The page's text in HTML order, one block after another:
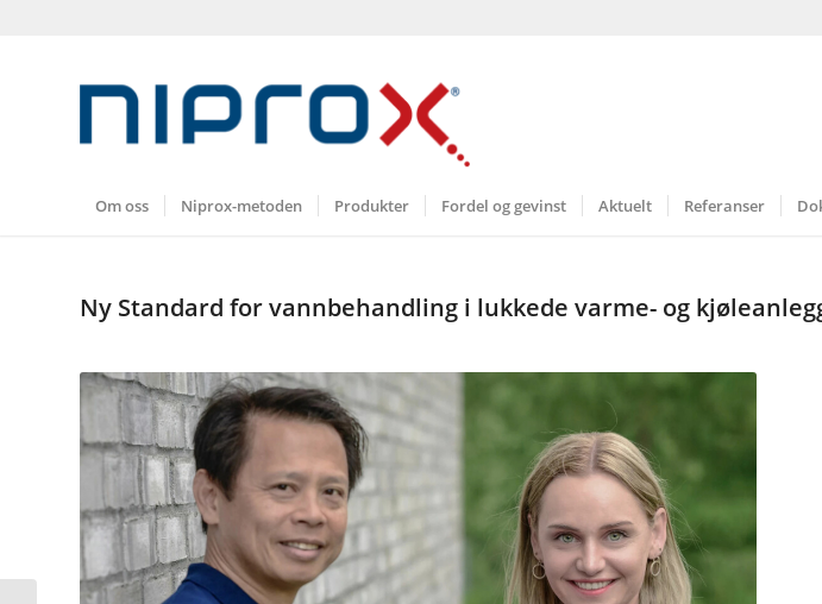
Om oss Niprox-metoden Produkter Fordel og gevinst Aktuelt Referanser
Ny Standard for vannbehandling i lukkede varme- og